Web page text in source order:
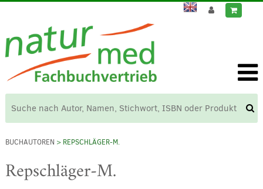
BUCHAUTOREN > REPSCHLÄGER-M.
Repschläger-M.